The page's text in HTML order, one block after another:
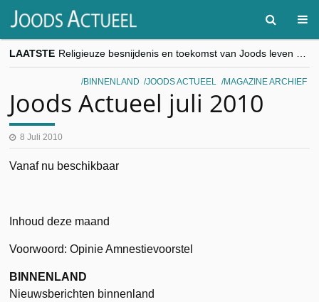
LAATSTE
“Besnijdenisdebat toont hoe moeilijk seculiere Westen minderheden begrijpt”, Jinnih Beels (Vooruit)
CITYTRIP | ROEMENIË – Boekarest: de verrassing van Oost-Europa
BINNENLAND JOODS ACTUEEL MAGAZINE ARCHIEF
Joods Actueel juli 2010
8 Juli 2010
Vanaf nu beschikbaar
Inhoud deze maand
Voorwoord: Opinie Amnestievoorstel
BINNENLAND
Nieuwsberichten binnenland